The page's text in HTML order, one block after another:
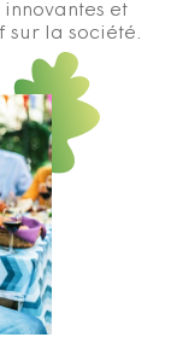
et
sur la société.